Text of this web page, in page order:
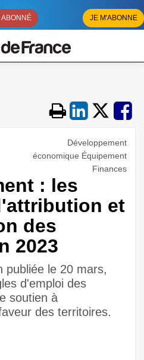
ABONNÉ JE M'ABONNE
Développement
économique Équipement
Finances
: les
et
des
2023
publiée le 20 mars,
d'emploi des
soutien à
des territoires.